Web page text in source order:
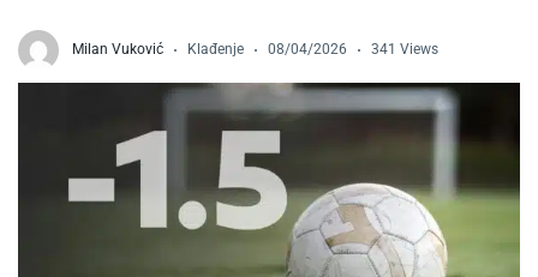
Milan Vuković Klađenje 08/04/2026 341 Views